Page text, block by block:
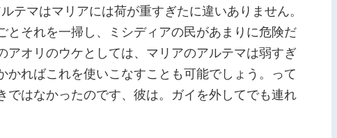
テマはマリアには荷が重すぎたに違いありません。
それを一掃し、ミシディアの民があまりに危険だ
オリのウケとしては、マリアのアルテマは弱すぎ
かればこれを使いこなすことも可能でしょう。って
はなかったのです、彼は。ガイを外してでも連れ